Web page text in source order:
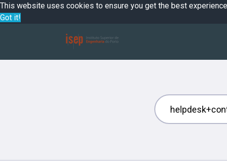
This website uses cookies to ensure you get the best
Got it!